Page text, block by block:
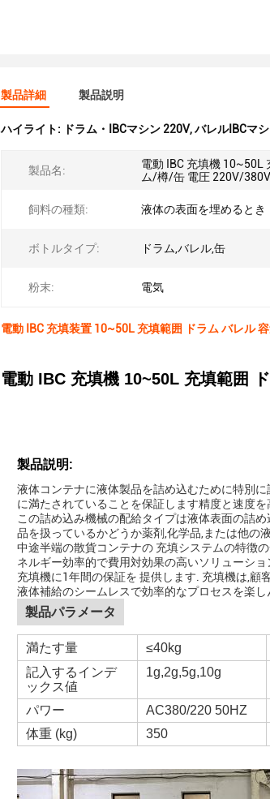
製品詳細 製品説明
ハイライト: ドラム・IBCマシン 220V,バレルIBCマ
製品名:
電動 IBC 充填機 10~50L
ム/樽/缶 電圧 220V/380V
飼料の種類: 液体の表面を埋めるとき
ボトルタイプ: ドラム,バレル,缶
粉末: 電気
電動 IBC 充填装置 10~50L 充填範囲 ドラム バレル
電動 IBC 充填機 10~50L 充填範囲
製品説明:
液体コンテナに液体製品を詰め込むために特別
に満たされていることを保証します精度と速度
この詰め込み機械の配給タイプは液体表面の詰
品を扱っているかどうか薬剤,化学品,または他の
中途半端の散貨コンテナの 充填システムの特徴
ネルギー効率的で費用対効果の高いソリューショ
充填機に1年間の保証を 提供します. 充填機は,顧
液体補給のシームレスで効率的なプロセスを楽
製品パラメータ
満たす量 ≤40kg
記入するインデ
ックス値
1g,2g,5g,10g
パワー AC380/220 50HZ
体重 (kg)
350